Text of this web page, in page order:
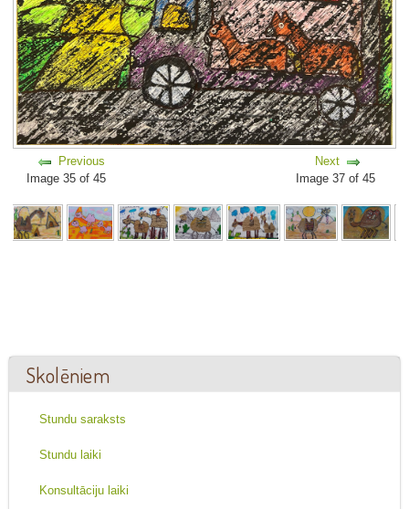
Previous
Image 35 of 45
Next
Image 37 of 45
Skolēniem
Stundu saraksts
Stundu laiki
Konsultāciju laiki